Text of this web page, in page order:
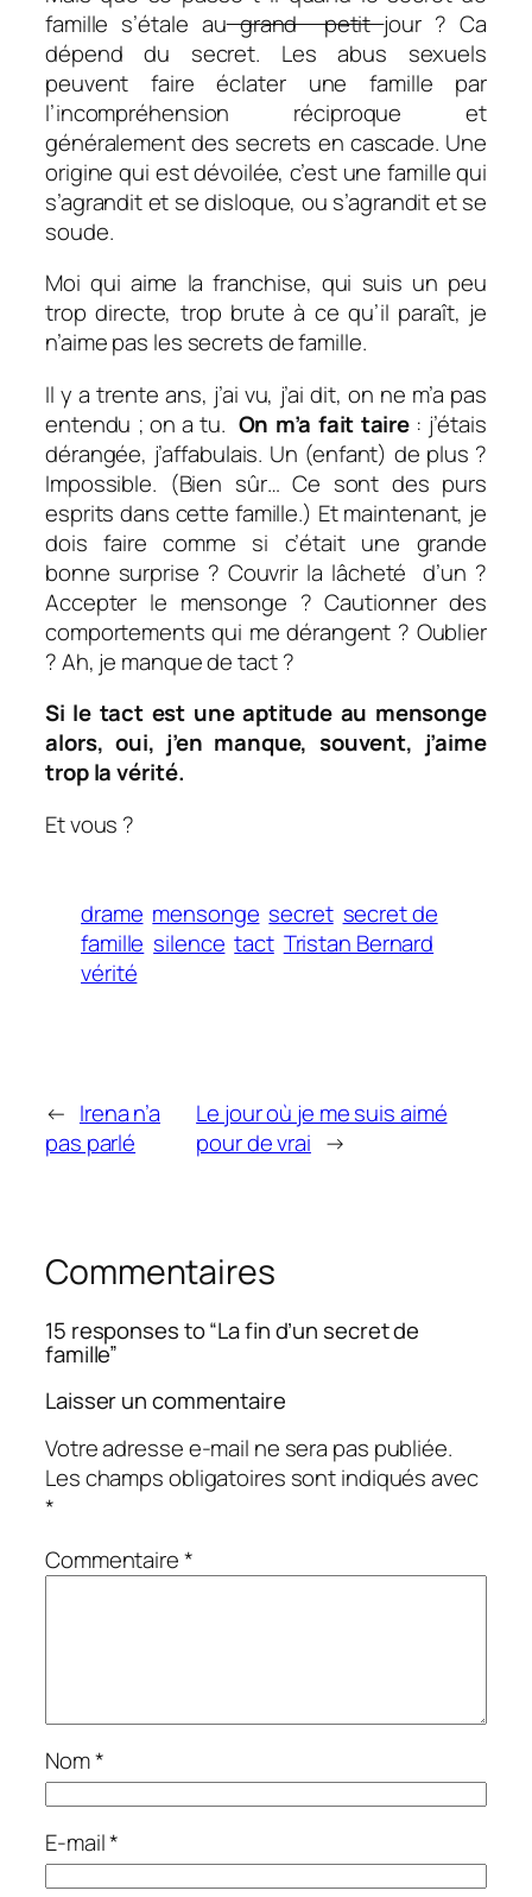
famille s’étale augrand petitjour ? Ca
dépend du secret. Les abus sexuels
peuvent faire éclater une famille par
l’incompréhension réciproque et
généralement des secrets en cascade. Une
origine qui est dévoilée, c’est une famille qui
s’agrandit et se disloque, ou s’agrandit et se
soude.
Moi qui aime la franchise, qui suis un peu
trop directe, trop brute à ce qu’il paraît, je
n’aime pas les secrets de famille.
Il y a trente ans, j’ai vu, j’ai dit, on ne m’a pas
entendu ; on a tu. On m’a fait taire : j’étais
dérangée, j’affabulais. Un (enfant) de plus ?
Impossible. (Bien sûr… Ce sont des purs
esprits dans cette famille.) Et maintenant, je
dois faire comme si c’était une grande
bonne surprise ? Couvrir la lâcheté d’un ?
Accepter le mensonge ? Cautionner des
comportements qui me dérangent ? Oublier
? Ah, je manque de tact ?
Si le tact est une aptitude au mensonge
alors, oui, j’en manque, souvent, j’aime
trop la vérité.
Et vous ?
drame mensonge secret secret de
famille silence tact Tristan Bernard
vérité
← Irena n’a
pas parlé
Le jour où je me suis aimé
pour de vrai →
Commentaires
15 responses to “La fin d’un secret de
famille”
Laisser un commentaire
Votre adresse e-mail ne sera pas publiée.
Les champs obligatoires sont indiqués avec
*
Commentaire*
Nom*
E-mail*